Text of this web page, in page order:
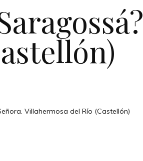
Villahermosa del Río (Castellón)